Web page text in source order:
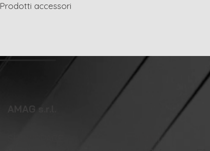
Prodotti accessori
AMAG s.r.l.